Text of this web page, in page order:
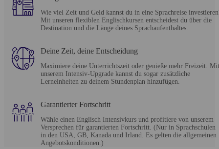
Wie viel Zeit und Geld kannst du in eine Sprachreise
Mit unseren flexiblen Englischkursen entscheidest du über die
Destination und die Länge deines Sprachaufenthaltes.
Deine Zeit, deine Entscheidung
Maximiere deine Unterrichtszeit oder genieße mehr Freizeit. Mit
unserem Intensiv-Upgrade kannst du sogar zusätzliche
Lerneinheiten zu deinem Stundenplan hinzufügen.
Garantierter Fortschritt
Wähle einen Englisch Intensivkurs und profitiere von unserem
Versprechen für garantierten Fortschritt. (Nur in Sprachschulen
in den USA, GB, Kanada und Irland. Es gelten die allgemeinen
Angebotskonditionen.)